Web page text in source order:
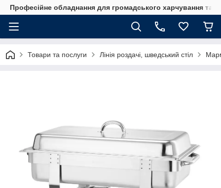
Професійне обладнання для громадського харчування та
Товари та послуги Лінія роздачі, шведський стіл